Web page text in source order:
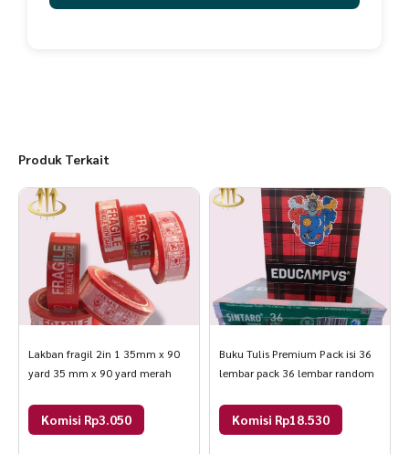
Produk Terkait
Lakban fragil 2in 1 35mm x 90
yard 35 mm x 90 yard merah
Komisi Rp3.050
Buku Tulis Premium Pack isi 36
lembar pack 36 lembar random
Komisi Rp18.530